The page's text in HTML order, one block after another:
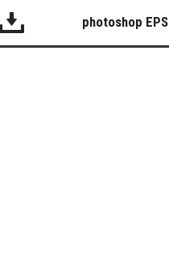
photoshop EPS